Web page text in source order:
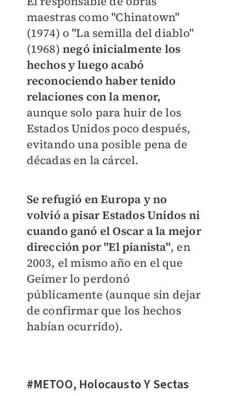
maestras como "Chinatown"
(1974) o "La semilla del diablo"
(1968) negó inicialmente los
hechos y luego acabó
reconociendo haber tenido
relaciones con la menor,
aunque solo para huir de los
Estados Unidos poco después,
evitando una posible pena de
décadas en la cárcel.
Se refugió en Europa y no
volvió a pisar Estados Unidos ni
cuando ganó el Oscar a la mejor
dirección por "El pianista", en
2003, el mismo año en el que
Geimer lo perdonó
públicamente (aunque sin dejar
de confirmar que los hechos
habían ocurrido).
#METOO, Holocausto Y Sectas